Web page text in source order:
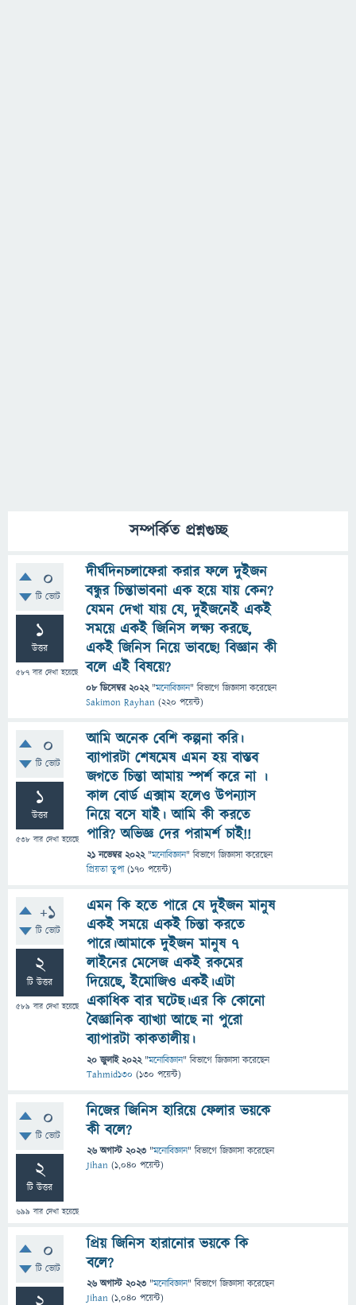
সম্পর্কিত প্রশ্নগুচ্ছ
0
টি ভোট
1
উত্তর
587 বার দেখা হয়েছে
দীর্ঘদিনচলাফেরা করার ফলে দুইজন
বন্ধুর চিন্তাভাবনা এক হয়ে যায় কেন?
যেমন দেখা যায় যে, দুইজনেই একই
সময়ে একই জিনিস লক্ষ্য করছে,
একই জিনিস নিয়ে ভাবছে! বিজ্ঞান কী
বলে এই বিষয়ে?
08 ডিসেম্বর 2022 "মনোবিজ্ঞান" বিভাগে জিজ্ঞাসাকরেছেন
Sakimon Rayhan (220 পয়েন্ট)
0
টি ভোট
1
উত্তর
538 বার দেখা হয়েছে
আমি অনেক বেশি কল্পনা করি।
ব্যাপারটা শেষমেষ এমন হয় বাস্তব
জগতে চিন্তা আমায় স্পর্শ করে না ।
কাল বোর্ড এক্সাম হলেও উপন্যাস
নিয়ে বসে যাই। আমি কী করতে
পারি? অভিজ্ঞ দের পরামর্শ চাই!!
21 নভেম্বর 2022 "মনোবিজ্ঞান" বিভাগে জিজ্ঞাসাকরেছেন
প্রিয়তা তুপা (170 পয়েন্ট)
+1
টি ভোট
2
টি উত্তর
589 বার দেখা হয়েছে
এমন কি হতে পারে যে দুইজন মানুষ
একই সময়ে একই চিন্তা করতে
পারে।আমাকে দুইজন মানুষ ৭
লাইনের মেসেজ একই রকমের
দিয়েছে, ইমোজিও একই।এটা
একাধিক বার ঘটেছ।এর কি কোনো
বৈজ্ঞানিক ব্যাখ্যা আছে না পুরো
ব্যাপারটা কাকতালীয়।
20 জুলাই 2022 "মনোবিজ্ঞান" বিভাগে জিজ্ঞাসাকরেছেন
Tahmid130 (130 পয়েন্ট)
0
টি ভোট
2
টি উত্তর
699 বার দেখা হয়েছে
নিজের জিনিস হারিয়ে ফেলার ভয়কে
কী বলে?
26 অগাস্ট 2023 "মনোবিজ্ঞান" বিভাগে জিজ্ঞাসাকরেছেন
Jihan (1,040 পয়েন্ট)
0
টি ভোট
প্রিয় জিনিস হারানোর ভয়কে কি
বলে?
26 অগাস্ট 2023 "মনোবিজ্ঞান" বিভাগে জিজ্ঞাসাকরেছেন
Jihan (1,040 পয়েন্ট)